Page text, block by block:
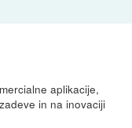
aplikacije,
in na inovaciji